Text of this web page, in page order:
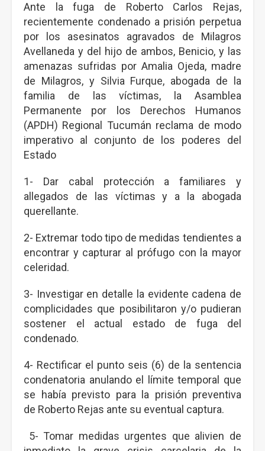
Ante la fuga de Roberto Carlos Rejas,
recientemente condenado a prisión perpetua
por los asesinatos agravados de Milagros
Avellaneda y del hijo de ambos, Benicio, y las
amenazas sufridas por Amalia Ojeda, madre
de Milagros, y Silvia Furque, abogada de la
familia de las víctimas, la Asamblea
Permanente por los Derechos Humanos
(APDH) Regional Tucumán reclama de modo
imperativo al conjunto de los poderes del
Estado
1- Dar cabal protección a familiares y
allegados de las víctimas y a la abogada
querellante.
2- Extremar todo tipo de medidas tendientes a
encontrar y capturar al prófugo con la mayor
celeridad.
3- Investigar en detalle la evidente cadena de
complicidades que posibilitaron y/o pudieran
sostener el actual estado de fuga del
condenado.
4- Rectificar el punto seis (6) de la sentencia
condenatoria anulando el límite temporal que
se había previsto para la prisión preventiva
de Roberto Rejas ante su eventual captura.
5- Tomar medidas urgentes que alivien de